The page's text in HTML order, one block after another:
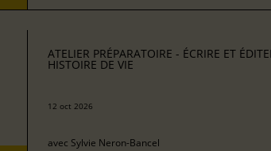
ATELIER PRÉPARATOIRE - ÉCRIRE ET
HISTOIRE DE VIE
12 oct 2026
avec Sylvie Neron-Bancel